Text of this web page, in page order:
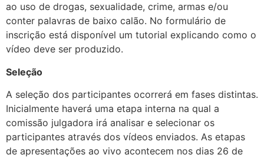
ao uso de drogas, sexualidade, crime, armas e/ou
conter palavras de baixo calão. No formulário de
inscrição está disponível um tutorial explicando como o
vídeo deve ser produzido.
Seleção
A seleção dos participantes ocorrerá em fases distintas.
Inicialmente haverá uma etapa interna na qual a
comissão julgadora irá analisar e selecionar os
participantes através dos vídeos enviados. As etapas
de apresentações ao vivo acontecem nos dias 26 de